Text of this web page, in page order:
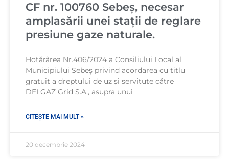
CF nr. 100760 Sebeș, necesar
amplasării unei stații de reglare
presiune gaze naturale.
Hotărârea Nr.406/2024 a Consiliului Local al
Municipiului Sebeș privind acordarea cu titlu
gratuit a dreptului de uz și servitute către
DELGAZ Grid S.A., asupra unui
CITEȘTE MAI MULT »
20 decembrie 2024